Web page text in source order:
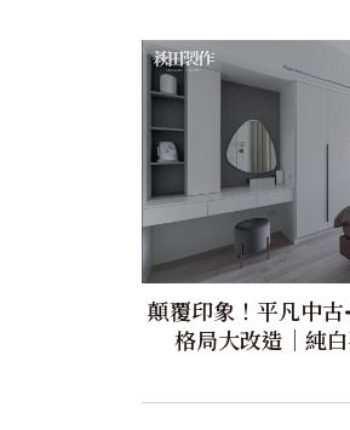
顛覆印象！平凡中
格局大改造｜純